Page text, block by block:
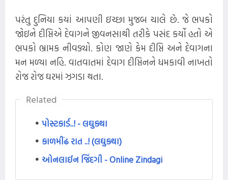
પરંતુ દુનિયા કયાં આપણી ઇચ્છા મુજબ ચાલે છે. જે ભપકો
જોઇને દીપ્તિએ દેવાગને જીવનસાથી તરીકે પસંદ કર્યો હતો એ
ભપકો ભ્રામક નીવડ્યો. કોણ જાણે કેમ દીપ્તિ અને દેવાગના
મન મળ્યા નહિ. વાતવાતમાં દેવાગ દીપ્તિનને ધમકાવી નાખતો
રોજ રોજ ઘરમાં ઝગડા થતા.
Related
પોસ્ટકાર્ડ..! - લઘુકથા
કાળમીંઢ રાત ..! (લઘુકથા)
ઓનલાઈન જિંદગી - Online Zindagi